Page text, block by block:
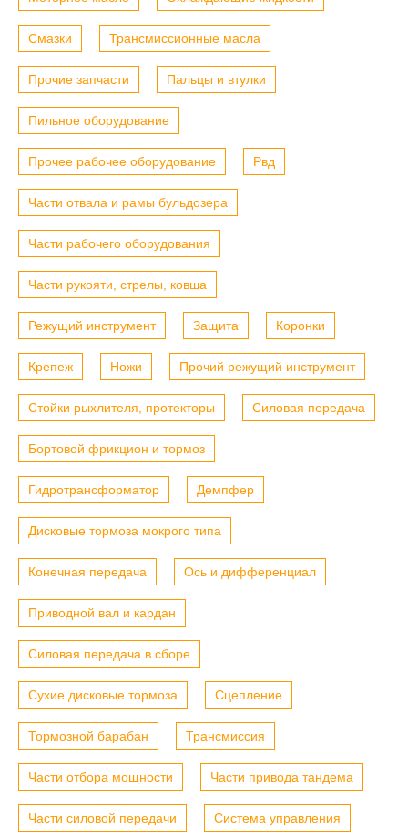
Смазки Трансмиссионные масла
Прочие запчасти Пальцы и втулки
Пильное оборудование
Прочее рабочее оборудование Рвд
Части отвала и рамы бульдозера
Части рабочего оборудования
Части рукояти, стрелы, ковша
Режущий инструмент Защита Коронки
Крепеж Ножи Прочий режущий инструмент
Стойки рыхлителя, протекторы Силовая передача
Бортовой фрикцион и тормоз
Гидротрансформатор Демпфер
Дисковые тормоза мокрого типа
Конечная передача Ось и дифференциал
Приводной вал и кардан
Силовая передача в сборе
Сухие дисковые тормоза Сцепление
Тормозной барабан Трансмиссия
Части отбора мощности Части привода тандема
Части силовой передачи Система управления